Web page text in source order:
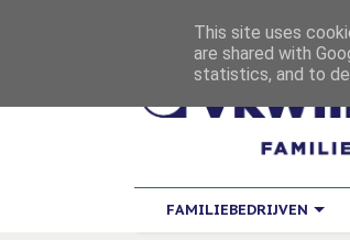
FAMILIEBEDRIJVEN
This site uses
are shared with
statistics, and to